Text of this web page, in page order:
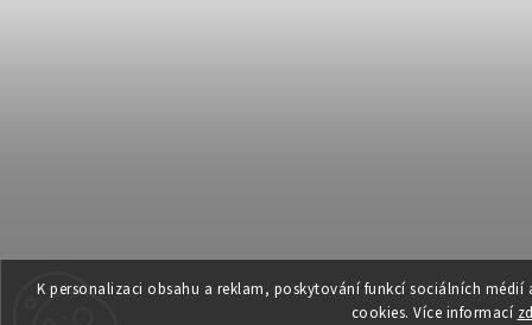
K personalizaci obsahu a reklam, poskytování funkcí sociálních
cookies. Více informací